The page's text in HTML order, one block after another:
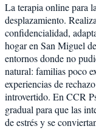
La terapia online para
desplazamiento.
confidencialidad,
hogar en San Miguel
entornos donde no
natural: familias poco
experiencias de
introvertido. En CCR
gradual para que las
de estrés y se